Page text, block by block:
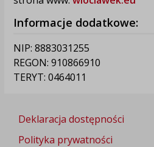
Informacje dodatkowe:
NIP: 8883031255
REGON: 910866910
TERYT: 0464011
Deklaracja dostępności
Polityka prywatności